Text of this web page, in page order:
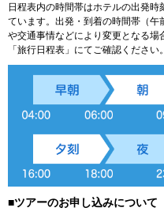
日程表内の時間帯はホテルの出発
ています。出発・到着の時間帯（
や交通事情などにより変更となる
「旅行日程表」にてご確認ください。
■ツアーのお申し込みについて